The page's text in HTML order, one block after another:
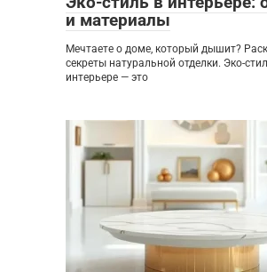
и материалы
Мечтаете о доме, который дышит?
секреты натуральной отделки. Эко-
интерьере — это